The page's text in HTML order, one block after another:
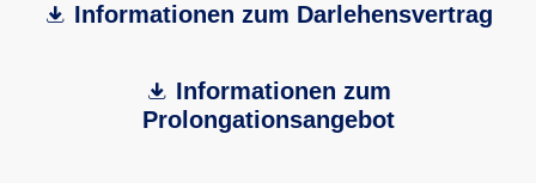
Informationen zum Darlehensvertrag
Informationen zum
Prolongationsangebot